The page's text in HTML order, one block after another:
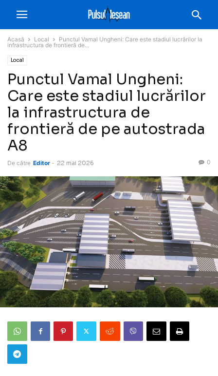
Acasă Local
Punctul Vamal Ungheni: Care este stadiul lucrărilor la
infrastructura de frontieră de...
Local
Punctul Vamal Ungheni:
Care este stadiul lucrărilor
la infrastructura de
frontieră de pe autostrada
A8
De către Editor - 22 mai 2026 0